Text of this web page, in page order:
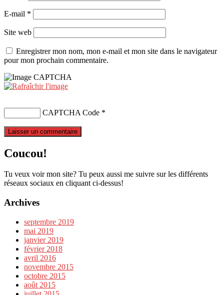
E-mail *
Site web
Enregistrer mon nom, mon e-mail et mon site dans le navigateur
pour mon prochain commentaire.
CAPTCHA Code *
Coucou!
Tu veux voir mon site? Tu peux aussi me suivre sur les différents
réseaux sociaux en cliquant ci-dessus!
Archives
septembre 2019
mai 2019
janvier 2019
février 2018
avril 2016
novembre 2015
octobre 2015
août 2015